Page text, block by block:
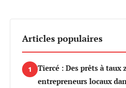
Articles populaires
1
Tiercé : Des prêts à taux
entrepreneurs locaux